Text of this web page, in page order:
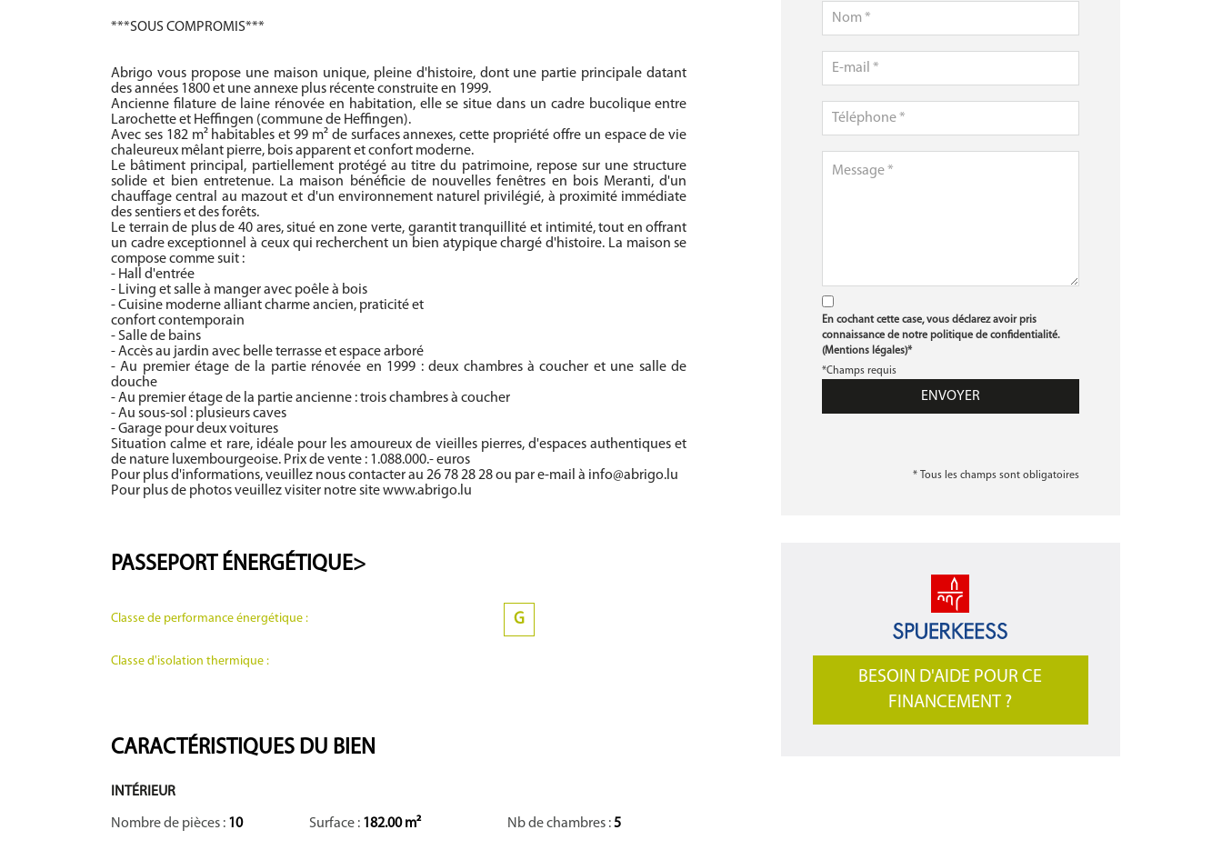
***SOUS COMPROMIS***
Abrigo vous propose une maison unique, pleine d'histoire, dont une partie principale datant
des années 1800 et une annexe plus récente construite en 1999.
Ancienne filature de laine rénovée en habitation, elle se situe dans un cadre bucolique entre
Larochette et Heffingen (commune de Heffingen).
Avec ses 182 m² habitables et 99 m² de surfaces annexes, cette propriété offre un espace de vie
chaleureux mêlant pierre, bois apparent et confort moderne.
Le bâtiment principal, partiellement protégé au titre du patrimoine, repose sur une structure
solide et bien entretenue. La maison bénéficie de nouvelles fenêtres en bois Meranti, d'un
chauffage central au mazout et d'un environnement naturel privilégié, à proximité immédiate
des sentiers et des forêts.
Le terrain de plus de 40 ares, situé en zone verte, garantit tranquillité et intimité, tout en offrant
un cadre exceptionnel à ceux qui recherchent un bien atypique chargé d'histoire. La maison se
compose comme suit :
- Hall d'entrée
- Living et salle à manger avec poêle à bois
- Cuisine moderne alliant charme ancien, praticité et
confort contemporain
- Salle de bains
- Accès au jardin avec belle terrasse et espace arboré
- Au premier étage de la partie rénovée en 1999 : deux chambres à coucher et une salle de
douche
- Au premier étage de la partie ancienne : trois chambres à coucher
- Au sous-sol : plusieurs caves
- Garage pour deux voitures
Situation calme et rare, idéale pour les amoureux de vieilles pierres, d'espaces authentiques et
de nature luxembourgeoise. Prix de vente : 1.088.000.- euros
Pour plus d'informations, veuillez nous contacter au 26 78 28 28 ou par e-mail à info@abrigo.lu
Pour plus de photos veuillez visiter notre site www.abrigo.lu
PASSEPORT ÉNERGÉTIQUE>
Classe de performance énergétique : G
Classe d'isolation thermique :
CARACTÉRISTIQUES DU BIEN
INTÉRIEUR
Nombre de pièces : 10 Surface : 182.00 m² Nb de chambres :5
En cochant cette case, vous déclarez avoir pris
connaissance de notre politique de confidentialité.
(Mentions légales)*
*Champs requis
* Tous les champs sont obligatoires
BESOIN D'AIDE POUR CE
FINANCEMENT ?